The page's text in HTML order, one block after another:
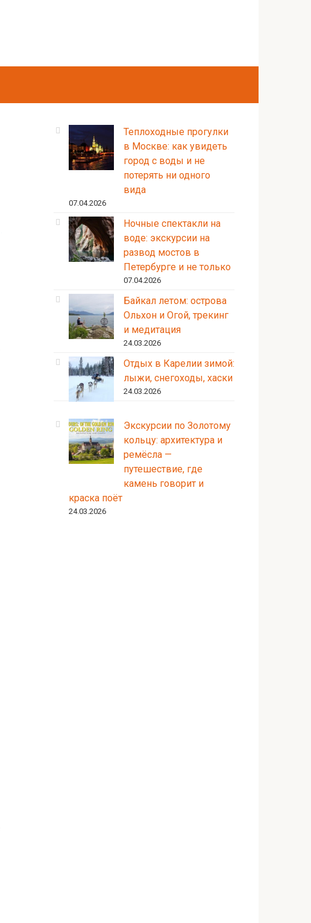
Теплоходные прогулки
в Москве: как увидеть
город с воды и не
потерять ни одного
вида
07.04.2026
Ночные спектакли на
воде: экскурсии на
развод мостов в
Петербурге и не только
07.04.2026
Байкал летом: острова
Ольхон и Огой, трекинг
и медитация
24.03.2026
Отдых в Карелии зимой:
лыжи, снегоходы, хаски
24.03.2026
Экскурсии по Золотому
кольцу: архитектура и
ремёсла —
путешествие, где
камень говорит и
краска поёт
24.03.2026